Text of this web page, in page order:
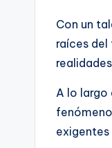
Con un
raíces
A lo largo